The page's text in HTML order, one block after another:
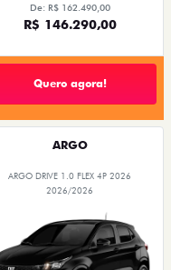
De: R$ 162.490,00
R$ 146.290,00
Quero agora!
ARGO
ARGO DRIVE 1.0 FLEX 4P 2026
2026/2026